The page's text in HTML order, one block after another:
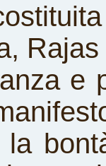
e
la